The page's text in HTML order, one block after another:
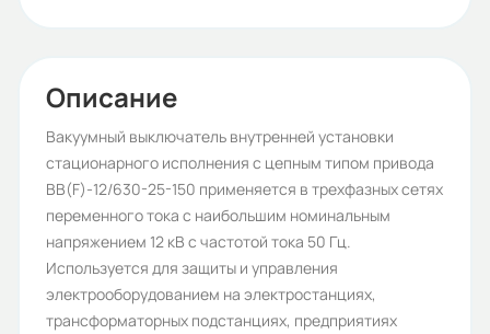
10
Напряжение цепи управления (В):
M1C1S1
Номинальный ток (А):
630
Включающая катушка:
Описание
Вакуумный выключатель внутренней установки
стационарного исполнения с цепным типом привода
ВВ(F)-12/630-25-150 применяется в трехфазных сетях
переменного тока с наибольшим номинальным
напряжением 12 кВ с частотой тока 50 Гц.
Используется для защиты и управления
электрооборудованием на электростанциях,
трансформаторных подстанциях, предприятиях